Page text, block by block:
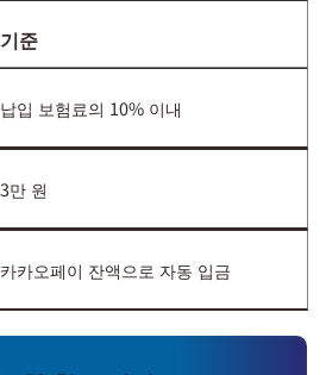
기준
납입 보험료의 10% 이내
3만 원
카카오페이 잔액으로 자동 입금